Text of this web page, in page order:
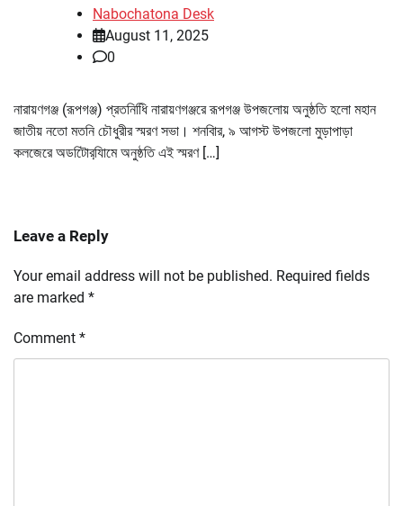
Nabochatona Desk
August 11, 2025
0
নারায়ণগঞ্জ (রূপগঞ্জ) প্রতনিধিি নারায়ণগঞ্জরে রূপগঞ্জ উপজলোয় অনুষ্ঠতি হলো মহান
জাতীয় নতো মতনি চৌধুরীর স্মরণ সভা। শনবিার, ৯ আগস্ট উপজলো মুড়াপাড়া
কলজেরে অডটিোরযি়ামে অনুষ্ঠতি এই স্মরণ […]
Leave a Reply
Your email address will not be published. Required fields
are marked *
Comment *